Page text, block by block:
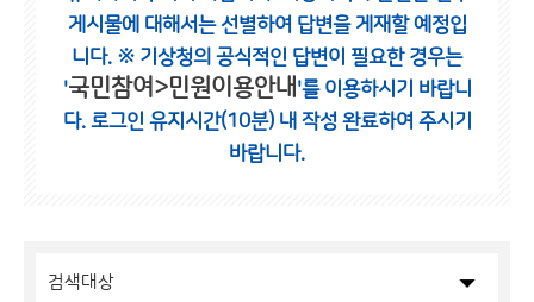
게시물에 대해서는 선별하여 답변을 게재할 예정입
니다. ※ 기상청의 공식적인 답변이 필요한 경우는
'국민참여>민원이용안내 '를 이용하시기 바랍니
다. 로그인 유지시간(10분) 내 작성 완료하여 주시기
바랍니다.